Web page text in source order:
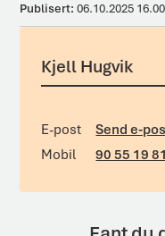
Publisert 06.10.2025 16.00
Kjell Hugvik
E-post Send e-
Mobil
90 55 19 81